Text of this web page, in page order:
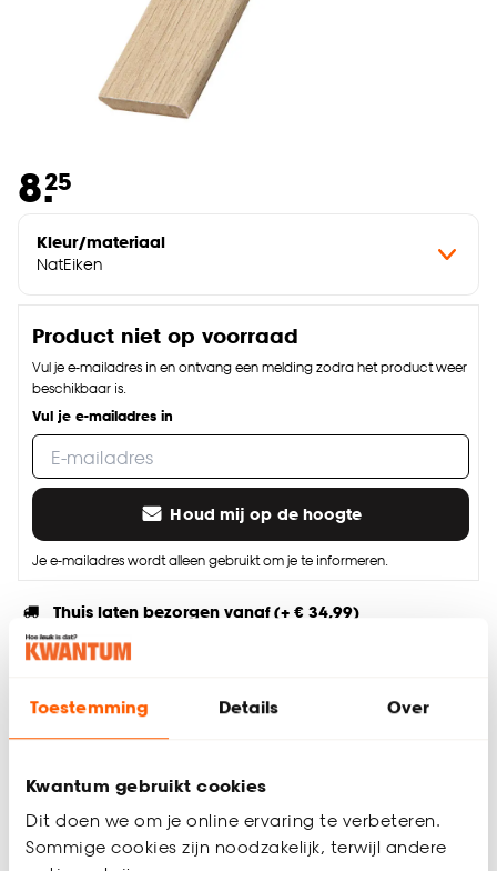
Toestemming Details Over
Kwantum gebruikt cookies
Dit doen we om je online ervaring te verbeteren.
Sommige cookies zijn noodzakelijk, terwijl andere
8.25
Kleur/materiaal
NatEiken
Product niet op voorraad
Vul je e-mailadres in en ontvang een melding zodra het product weer
beschikbaar is.
Vul je e-mailadres in
Houd mij op de hoogte
Je e-mailadres wordt alleen gebruikt om je te informeren.
Thuis laten bezorgen vanaf (+ € 34,99)
Gratis afhalen in de winkel
Productomschrijving